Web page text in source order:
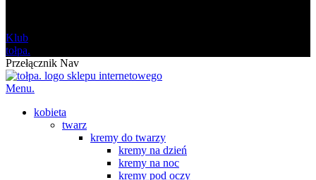
Klub
tołpa.
Przełącznik Nav
Menu.
kobieta
twarz
kremy do twarzy
kremy na dzień
kremy na noc
kremy pod oczy